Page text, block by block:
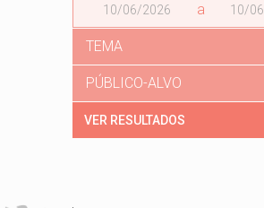
a
Data
TEMA
PÚBLICO-ALVO